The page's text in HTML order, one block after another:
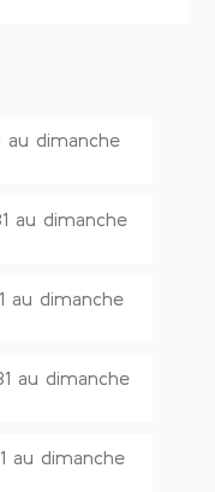
au dimanche
au dimanche
au dimanche
au dimanche
au dimanche